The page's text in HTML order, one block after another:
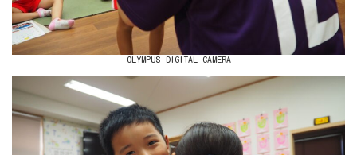
OLYMPUS DIGITAL CAMERA